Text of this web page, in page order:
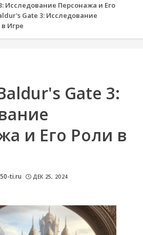
Исследование Персонажа и Его
Gate 3: Исследование
Игре
Gate 3:
и Его Роли в
ti.ru ДЕК 25, 2024